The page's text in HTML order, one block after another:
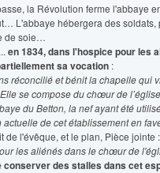
la Révolution ferme l'abbaye
L'abbaye hébergera des soldats,
de soie…
en 1834, dans l'hospice pour les
sa vocation :
réconcilié et bénit la chapelle qui
se compose du chœur de
du Betton, la nef ayant été
actuelle de cet établissement en
de l'évêque, et le plan, Pièce jointe :
les aliénés dans le chœur de
conserver des stalles dans cet